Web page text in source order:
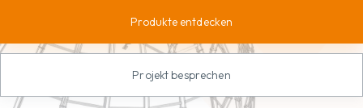
Produkte entdecken
Projekt besprechen